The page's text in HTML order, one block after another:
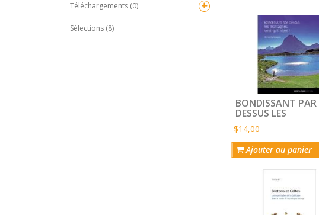
BONDISSANT PAR
DESSUS LES
MONTAGNES, VOICI
QU’IL VIENT !
$14,00
Ajouter au panier
Téléchargements (0)
Sélections (8)